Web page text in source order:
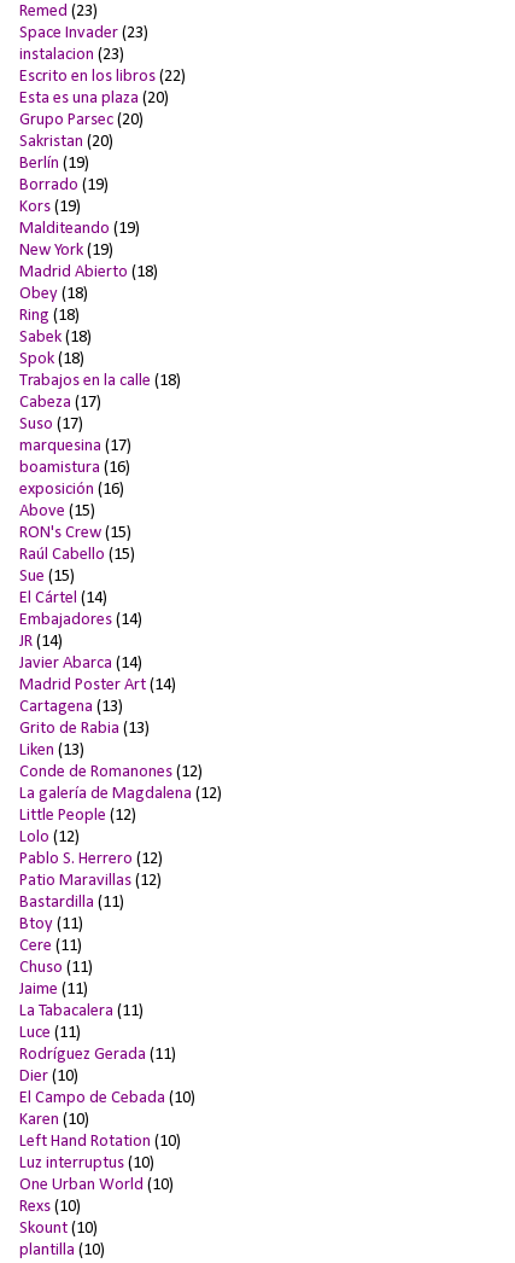
Remed (23)
Space Invader (23)
instalacion (23)
Escrito en los libros (22)
Esta es una plaza (20)
Grupo Parsec (20)
Sakristan (20)
Berlín (19)
Borrado (19)
Kors (19)
Malditeando (19)
New York (19)
Madrid Abierto (18)
Obey (18)
Ring (18)
Sabek (18)
Spok (18)
Trabajos en la calle (18)
Cabeza (17)
Suso (17)
marquesina (17)
boamistura (16)
exposición (16)
Above (15)
RON's Crew (15)
Raúl Cabello (15)
Sue (15)
El Cártel (14)
Embajadores (14)
JR (14)
Javier Abarca (14)
Madrid Poster Art (14)
Cartagena (13)
Grito de Rabia (13)
Liken (13)
Conde de Romanones (12)
La galería de Magdalena (12)
Little People (12)
Lolo (12)
Pablo S. Herrero (12)
Patio Maravillas (12)
Bastardilla (11)
Btoy (11)
Cere (11)
Chuso (11)
Jaime (11)
La Tabacalera (11)
Luce (11)
Rodríguez Gerada (11)
Dier (10)
El Campo de Cebada (10)
Karen (10)
Left Hand Rotation (10)
Luz interruptus (10)
One Urban World (10)
Rexs (10)
Skount (10)
plantilla (10)